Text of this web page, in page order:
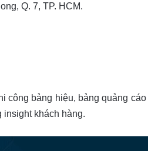
Q. 7, TP. HCM.
công bảng hiệu, bảng quảng
insight khách hàng.